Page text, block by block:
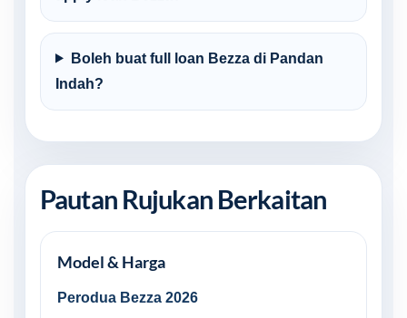
Boleh buat full loan Bezza di Pandan
Indah?
Pautan Rujukan Berkaitan
Model & Harga
Perodua Bezza 2026